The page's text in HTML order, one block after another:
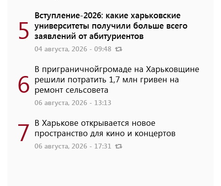
5 Вступление-2026: какие харьковские
университеты получили больше всего
заявлений от абитуриентов
04 августа, 2026 - 09:48
6 В приграничнойгромаде на Харьковщине
решили потратить 1,7 млн ​​гривен на
ремонт сельсовета
06 августа, 2026 - 13:13
7 В Харькове открывается новое
пространство для кино и концертов
06 августа, 2026 - 17:31